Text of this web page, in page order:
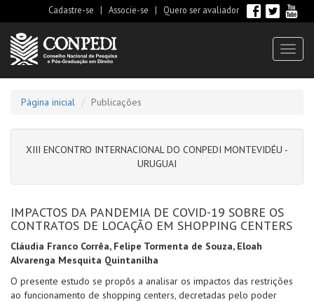
Cadastre-se | Associe-se | Quero ser avaliador
Página inicial Publicações
XIII ENCONTRO INTERNACIONAL DO CONPEDI MONTEVIDÉU -
URUGUAI
IMPACTOS DA PANDEMIA DE COVID-19 SOBRE OS
CONTRATOS DE LOCAÇÃO EM SHOPPING CENTERS
Cláudia Franco Corrêa, Felipe Tormenta de Souza, Eloah
Alvarenga Mesquita Quintanilha
O presente estudo se propôs a analisar os impactos das restrições
ao funcionamento de shopping centers, decretadas pelo poder